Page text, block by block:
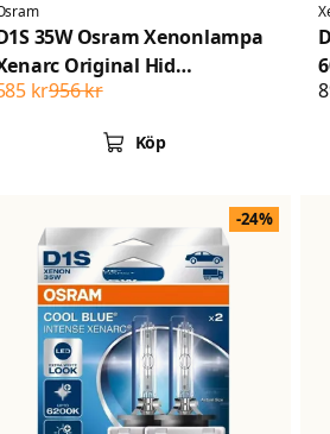
35W Osram Xenonlampa
Original Hid
956 kr
kr
Köp
-24%